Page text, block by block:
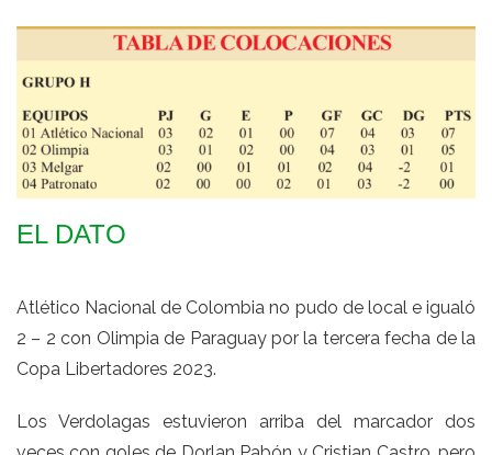
EL DATO
Atlético Nacional de Colombia no pudo de local e igualó
2 – 2 con Olimpia de Paraguay por la tercera fecha de la
Copa Libertadores 2023.
Los Verdolagas estuvieron arriba del marcador dos